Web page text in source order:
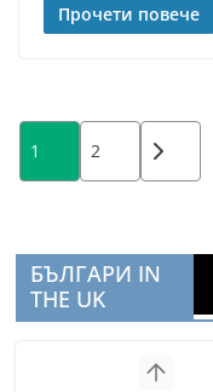
Прочети повече
Posts
pagination
1 2
БЪЛГАРИ IN
THE UK